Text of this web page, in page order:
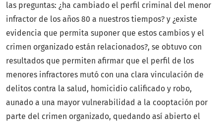
las preguntas: ¿ha cambiado el perfil criminal del menor
infractor de los años 80 a nuestros tiempos? y ¿existe
evidencia que permita suponer que estos cambios y el
crimen organizado están relacionados?, se obtuvo con
resultados que permiten afirmar que el perfil de los
menores infractores mutó con una clara vinculación de
delitos contra la salud, homicidio calificado y robo,
aunado a una mayor vulnerabilidad a la cooptación por
parte del crimen organizado, quedando así abierto el